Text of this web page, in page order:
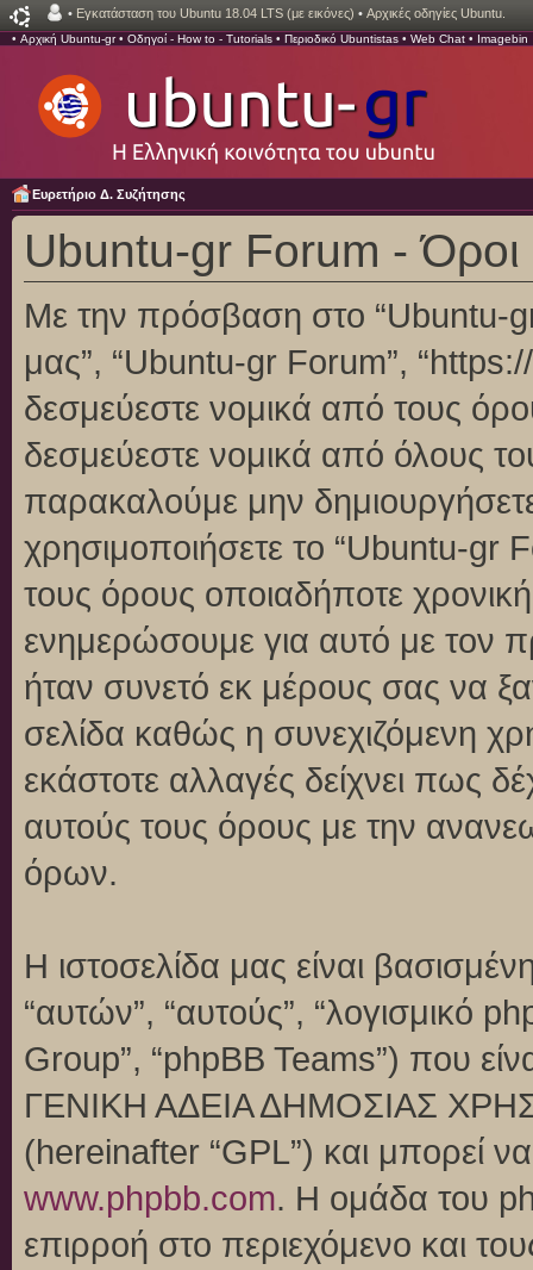
• Εγκατάσταση του Ubuntu 18.04 LTS (με εικόνες) • Αρχικές οδηγίες Ubuntu.
• Αρχική Ubuntu-gr• Οδηγοί - How to - Tutorials • Περιοδικό Ubuntistas • Web Chat • Imagebin
Ευρετήριο Δ. Συζήτησης
Ubuntu-gr Forum -
Με την πρόσβαση στο “Ubuntu-gr
μας”, “Ubuntu-gr Forum”,
δεσμεύεστε νομικά από τους
δεσμεύεστε νομικά από όλους
παρακαλούμε μην
χρησιμοποιήσετε το “Ubuntu-gr
τους όρους οποιαδήποτε
ενημερώσουμε για αυτό με τον
ήταν συνετό εκ μέρους σας να
σελίδα καθώς η συνεχιζόμενη
εκάστοτε αλλαγές δείχνει πως
αυτούς τους όρους με την
όρων.
Η ιστοσελίδα μας είναι
“αυτών”, “αυτούς”, “λογισμικό
Group”, “phpBB Teams”) που
ΓΕΝΙΚΗ ΑΔΕΙΑ ΔΗΜΟΣΙΑΣ
(hereinafter “GPL”) και μπορεί
www.phpbb.com. Η ομάδα του
επιρροή στο περιεχόμενο και